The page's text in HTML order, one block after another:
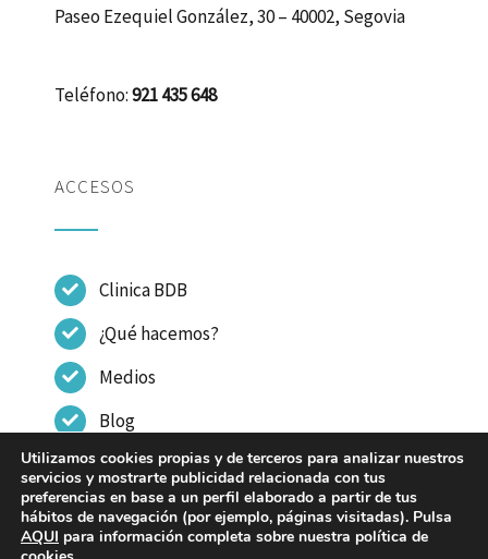
Paseo Ezequiel González, 30 – 40002, Segovia
Teléfono:921 435 648
ACCESOS
Clinica BDB
¿Qué hacemos?
Medios
Blog
Contactar
Utilizamos cookies propias y de terceros para analizar nuestros
servicios y mostrarte publicidad relacionada con tus
preferencias en base a un perfil elaborado a partir de tus
hábitos de navegación (por ejemplo, páginas visitadas). Pulsa
AQUI para información completa sobre nuestra política de